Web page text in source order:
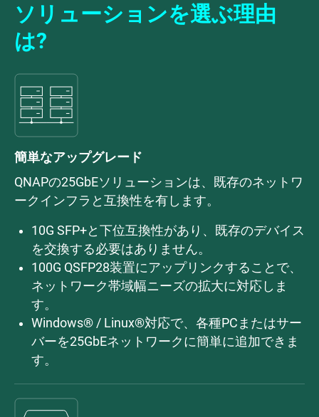
ソリューションを選ぶ理由
は?
簡単なアップグレード
QNAPの25GbEソリューションは、既存のネットワ
ークインフラと互換性を有します。
10G SFP+と下位互換性があり、既存のデバイス
を交換する必要はありません。
100G QSFP28装置にアップリンクすることで、
ネットワーク帯域幅ニーズの拡大に対応しま
す。
Windows® / Linux®対応で、各種PCまたはサー
バーを25GbEネットワークに簡単に追加できま
す。